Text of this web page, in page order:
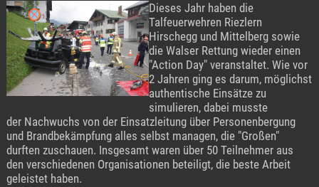
Dieses Jahr haben die
Talfeuerwehren Riezlern
Hirschegg und Mittelberg sowie
die Walser Rettung wieder einen
"Action Day" veranstaltet. Wie vor
2 Jahren ging es darum, möglichst
authentische Einsätze zu
simulieren, dabei musste
der Nachwuchs von der Einsatzleitung über Personenbergung
und Brandbekämpfung alles selbst managen, die "Großen"
durften zuschauen. Insgesamt waren über 50 Teilnehmer aus
den verschiedenen Organisationen beteiligt, die beste Arbeit
geleistet haben.